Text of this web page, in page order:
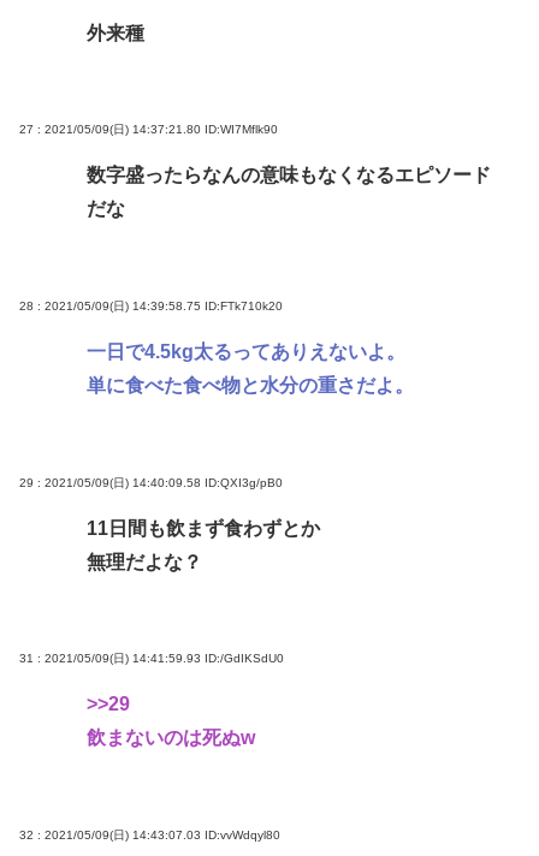
外来種
27 : 2021/05/09(日) 14:37:21.80 ID:WI7Mflk90
数字盛ったらなんの意味もなくなるエピソード
だな
28 : 2021/05/09(日) 14:39:58.75 ID:FTk710k20
一日で4.5kg太るってありえないよ。
単に食べた食べ物と水分の重さだよ。
29 : 2021/05/09(日) 14:40:09.58 ID:QXI3g/pB0
11日間も飲まず食わずとか
無理だよな？
31 : 2021/05/09(日) 14:41:59.93 ID:/GdIKSdU0
>>29
飲まないのは死ぬw
32 : 2021/05/09(日) 14:43:07.03 ID:vvWdqyl80